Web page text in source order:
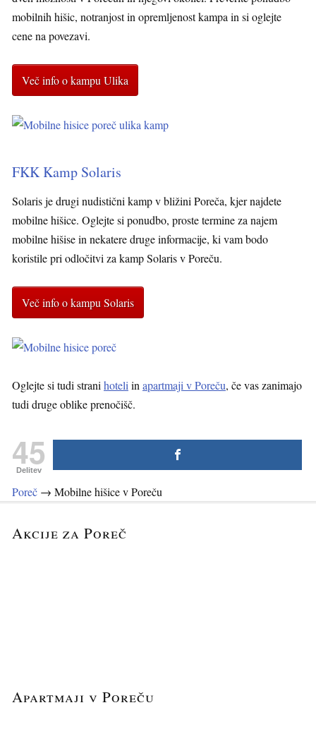
mobilnih hišic, notranjost in opremljenost kampa in si oglejte
cene na povezavi.
Več info o kampu Ulika
FKK Kamp Solaris
Solaris je drugi nudistični kamp v bližini Poreča, kjer najdete
mobilne hišice. Oglejte si ponudbo, proste termine za najem
mobilne hišise in nekatere druge informacije, ki vam bodo
koristile pri odločitvi za kamp Solaris v Poreču.
Več info o kampu Solaris
Oglejte si tudi stranihoteliinapartmaji v Poreču, če vas zanimajo
tudi druge oblike prenočišč.
45
Delitev
Poreč → Mobilne hišice v Poreču
Akcije za Poreč
Apartmaji v Poreču